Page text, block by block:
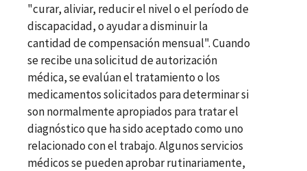
"curar, aliviar, reducir el nivel o el período de
discapacidad, o ayudar a disminuir la
cantidad de compensación mensual". Cuando
se recibe una solicitud de autorización
médica, se evalúan el tratamiento o los
medicamentos solicitados para determinar si
son normalmente apropiados para tratar el
diagnóstico que ha sido aceptado como uno
relacionado con el trabajo. Algunos servicios
médicos se pueden aprobar rutinariamente,